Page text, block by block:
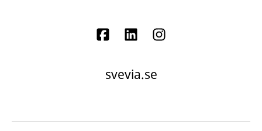
svevia.se